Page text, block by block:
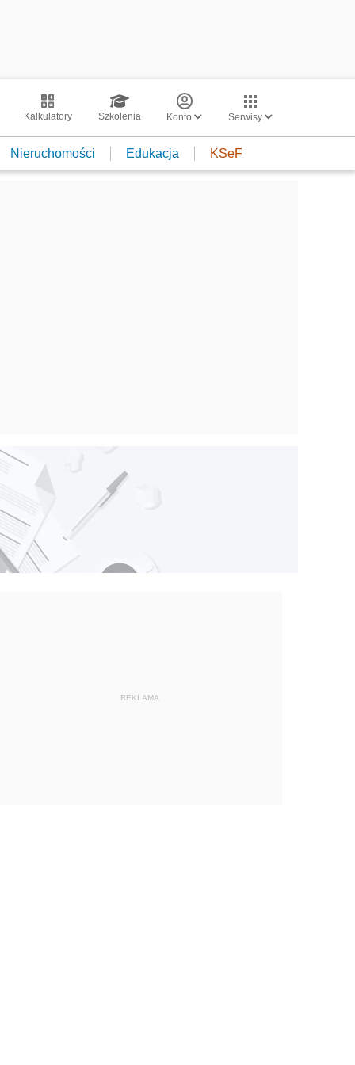
Kalkulatory Szkolenia Konto Serwisy
Nieruchomości Edukacja KSeF
REKLAMA